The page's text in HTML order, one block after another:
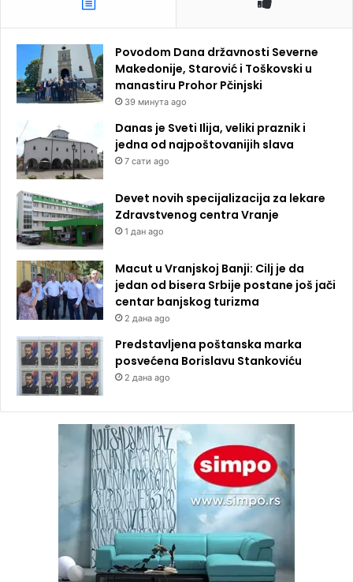
Povodom Dana državnosti Severne
Makedonije, Starović i Toškovski u
manastiru Prohor Pčinjski
39 минута ago
Danas je Sveti Ilija, veliki praznik i
jedna od najpoštovanijih slava
7 сати ago
Devet novih specijalizacija za lekare
Zdravstvenog centra Vranje
1 дан ago
Macut u Vranjskoj Banji: Cilj je da
jedan od bisera Srbije postane još jači
centar banjskog turizma
2 дана ago
Predstavljena poštanska marka
posvećena Borislavu Stankoviću
2 дана ago